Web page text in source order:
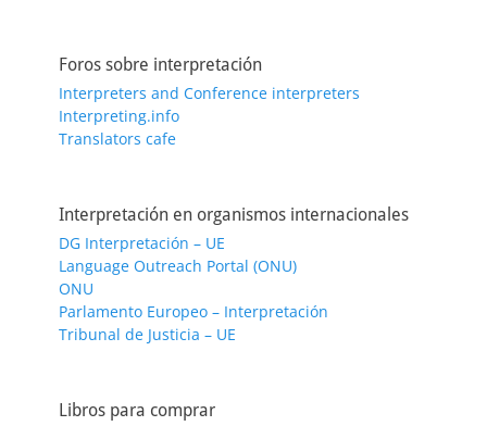
Foros sobre interpretación
Interpreters and Conference interpreters
Interpreting.info
Translators cafe
Interpretación en organismos internacionales
DG Interpretación – UE
Language Outreach Portal (ONU)
ONU
Parlamento Europeo – Interpretación
Tribunal de Justicia – UE
Libros para comprar